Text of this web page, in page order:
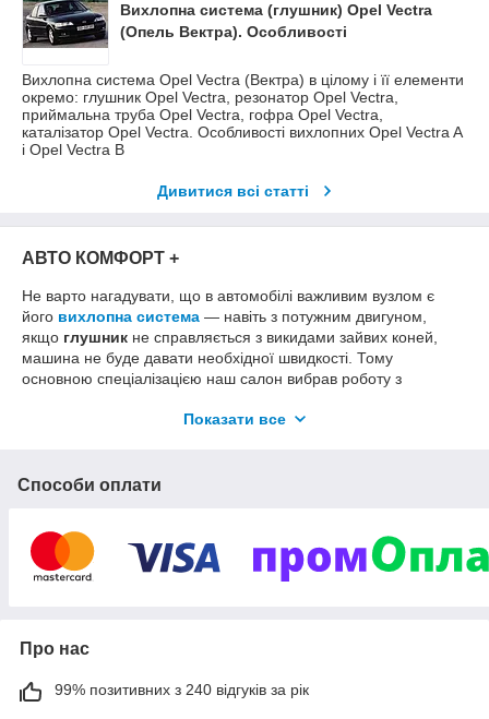
Вихлопна система (глушник) Opel Vectra
(Опель Вектра). Особливості
Вихлопна система Opel Vectra (Вектра) в цілому і її елементи
окремо: глушник Opel Vectra, резонатор Opel Vectra,
приймальна труба Opel Vectra, гофра Opel Vectra,
каталізатор Opel Vectra. Особливості вихлопних Opel Vectra A
і Opel Vectra B
Дивитися всі статті
АВТО КОМФОРТ +
Не варто нагадувати, що в автомобілі важливим вузлом є
його вихлопна система — навіть з потужним двигуном,
якщо глушник не справляється з викидами зайвих коней,
машина не буде давати необхідної швидкості. Тому
основною спеціалізацією наш салон вибрав роботу з
резонатор, каталізаторіполум'ягасник
были изучены нашими специалистами на практике, и теперь
производства.
Сменяемая для ремонта
защита двигателя и
устанавливаемой детали, чем она лучше аналогов и какую из
них лучше приобрести в каждом конкретном случае. Не
только для ремонта, но и увеличения мощности вашего
Показати все
Способи оплати
Про нас
99% позитивних з 240 відгуків за рік